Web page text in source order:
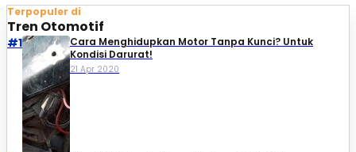
Terpopuler di
Tren Otomotif
#1
Cara Menghidupkan Motor Tanpa Kunci? Untuk
Kondisi Darurat!
21 Apr 2020